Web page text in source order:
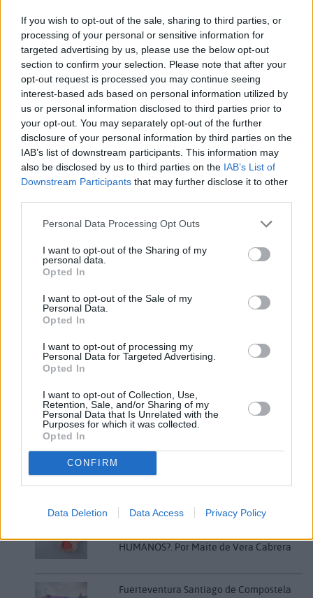
If you wish to opt-out of the sale, sharing to third parties, or
processing of your personal or sensitive information for
targeted advertising by us, please use the below opt-out
section to confirm your selection. Please note that after your
opt-out request is processed you may continue seeing
interest-based ads based on personal information utilized by
us or personal information disclosed to third parties prior to
your opt-out. You may separately opt-out of the further
disclosure of your personal information by third parties on the
IAB’s list of downstream participants. This information may
also be disclosed by us to third parties on the IAB’s List of
Downstream Participants that may further disclose it to other
Personal Data Processing Opt Outs
I want to opt-out of the Sharing of my
personal data.
Opted In
I want to opt-out of the Sale of my
Personal Data.
Opted In
I want to opt-out of processing my
Personal Data for Targeted Advertising.
Opted In
I want to opt-out of Collection, Use,
Retention, Sale, and/or Sharing of my
Personal Data that Is Unrelated with the
Purposes for which it was collected.
Opted In
CONFIRM
Data Deletion Data Access Privacy Policy
siendo alta, los modelos meteorológicos intentan
acercar los "restos" del que fuera huracán de
categoría 1 en aguas del Atlántico, Leslie hacia el
archipiélago de Canarias para el Puente del Pilar.
La incertidumbre es muy alta. De momento este es
su recorrido previsto.
Comentarios (0)
LO MÁS LEÍDO
Fallece un bebé de 20 meses por un
golpe de calor en Fuerteventura
HUMANOS?. Por Maite de Vera Cabrera
Fuerteventura Santiago de Compostela